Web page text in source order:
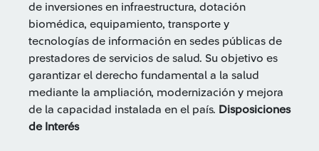
de inversiones en infraestructura, dotación
biomédica, equipamiento, transporte y
tecnologías de información en sedes públicas de
prestadores de servicios de salud. Su objetivo es
garantizar el derecho fundamental a la salud
mediante la ampliación, modernización y mejora
de la capacidad instalada en el país. Disposiciones
de Interés